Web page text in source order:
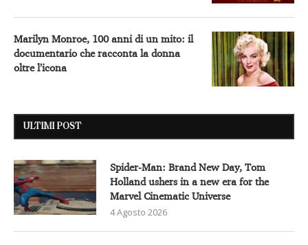
Marilyn Monroe, 100 anni di un mito: il
documentario che racconta la donna
oltre l’icona
ULTIMI POST
Spider-Man: Brand New Day, Tom
Holland ushers in a new era for the
Marvel Cinematic Universe
4 Agosto 2026